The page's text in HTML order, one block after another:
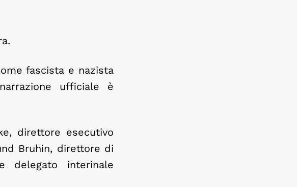
fascista e nazista
ufficiale è
direttore esecutivo
Bruhin, direttore di
delegato interinale